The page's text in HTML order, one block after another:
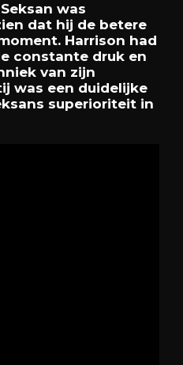
was
dat hij de betere
Harrison had
constante druk en
van zijn
was een duidelijke
superioriteit in